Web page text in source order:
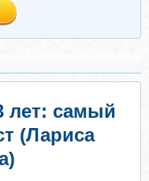
лет: самый
(Лариса